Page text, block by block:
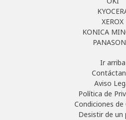
XEROX
KONICA
Ir arriba
Aviso
Política de
Condiciones de
Desistir de un